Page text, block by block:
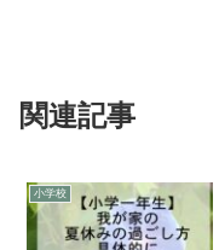
関連記事
小学校